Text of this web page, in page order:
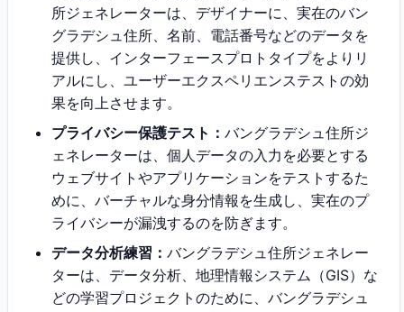
所ジェネレーターは、デザイナーに、実在のバン
グラデシュ住所、名前、電話番号などのデータを
提供し、インターフェースプロトタイプをよりリ
アルにし、ユーザーエクスペリエンステストの効
果を向上させます。
プライバシー保護テスト： バングラデシュ住所ジ
ェネレーターは、個人データの入力を必要とする
ウェブサイトやアプリケーションをテストするた
めに、バーチャルな身分情報を生成し、実在のプ
ライバシーが漏洩するのを防ぎます。
データ分析練習： バングラデシュ住所ジェネレー
ターは、データ分析、地理情報システム（GIS）な
どの学習プロジェクトのために、バングラデシュ